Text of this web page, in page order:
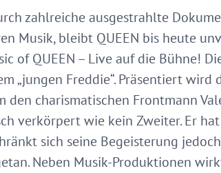
zahlreiche ausgestrahlte
Musik, bleibt QUEEN bis heute
of QUEEN – Live auf die Bühne!
„jungen Freddie“. Präsentiert
charismatischen Frontmann
verkörpert wie kein Zweiter. Er
sich seine Begeisterung
Neben Musik-Produktionen